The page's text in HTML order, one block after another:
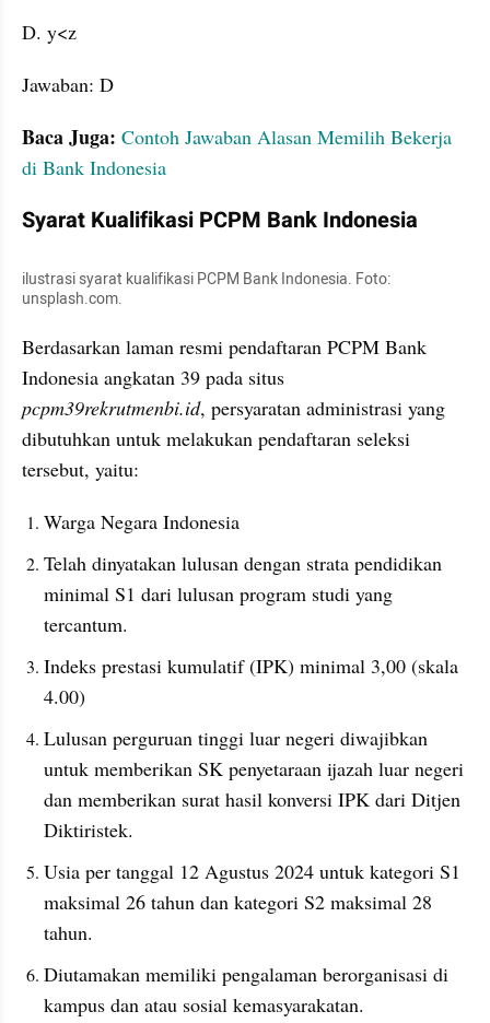
D. y<z
Jawaban: D
Baca Juga: Contoh Jawaban Alasan Memilih Bekerja
di Bank Indonesia
Syarat Kualifikasi PCPM Bank Indonesia
ilustrasi syarat kualifikasi PCPM Bank Indonesia. Foto:
unsplash.com.
Berdasarkan laman resmi pendaftaran PCPM Bank
pcpm39rekrutmenbi.id, persyaratan administrasi yang
dibutuhkan untuk melakukan pendaftaran seleksi
tersebut, yaitu:
Warga Negara Indonesia
Telah dinyatakan lulusan dengan strata pendidikan
minimal S1 dari lulusan program studi yang
tercantum.
Indeks prestasi kumulatif (IPK) minimal 3,00 (skala
4.00)
Lulusan perguruan tinggi luar negeri diwajibkan
untuk memberikan SK penyetaraan ijazah luar negeri
dan memberikan surat hasil konversi IPK dari Ditjen
Diktiristek.
Usia per tanggal 12 Agustus 2024 untuk kategori S1
maksimal 26 tahun dan kategori S2 maksimal 28
tahun.
Diutamakan memiliki pengalaman berorganisasi di
kampus dan atau sosial kemasyarakatan.